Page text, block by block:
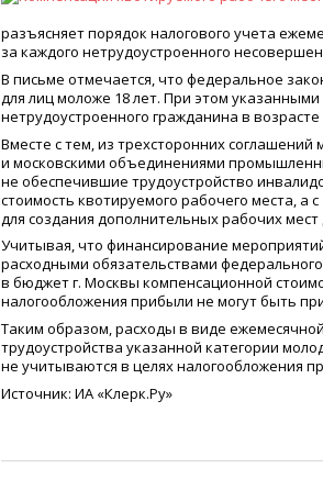
разъясняет порядок налогового учета
за каждого нетрудоустроенного
В письме отмечается, что федеральное
для лиц моложе 18 лет. При этом
нетрудоустроенного гражданина в возрасте
Вместе с тем, из трехсторонних
и московскими объединениями
не обеспечившие трудоустройство
стоимость квотируемого рабочего места, а
для создания дополнительных рабочих
Учитывая, что финансирование
расходными обязательствами
в бюджет г. Москвы компенсационной
налогообложения прибыли не могут быть
Таким образом, расходы в виде
трудоустройства указанной категории
не учитываются в целях налогообложения
Источник: ИА «Клерк.Ру»